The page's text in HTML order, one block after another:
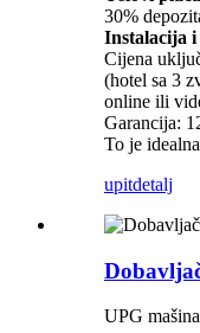
30%
Instalacija i
Cijena
(hotel sa 3
online ili
Garancija:
To je
upitdetalj
UPG